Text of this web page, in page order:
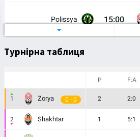
Polissya 15:00
Ukrainian Cup
Ukraine
Турнірна таблиця
P F:A
1 Zorya 0 - 0 2 2:0
2 Shakhtar 1 5:1